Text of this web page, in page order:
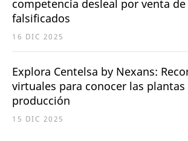
competencia desleal por venta de
falsificados
16 DIC 2025
Explora Centelsa by Nexans:
virtuales para conocer las plantas
producción
15 DIC 2025